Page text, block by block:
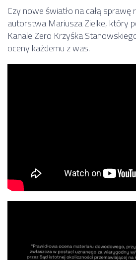
Czy nowe światło na całą
autorstwa Mariusza Zielke, który
Kanale Zero Krzyśka
oceny każdemu z was.